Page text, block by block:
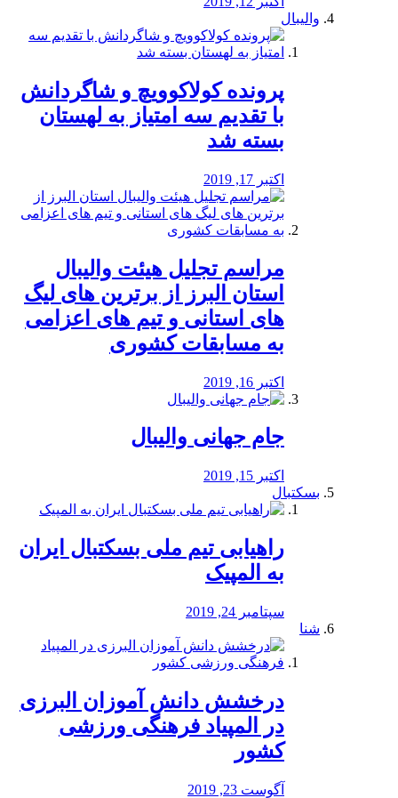
والیبال
پرونده کولاکوویچ و شاگردانش
با تقدیم سه امتیاز به لهستان
بسته شد
اکتبر 17, 2019
مراسم تجلیل هیئت والیبال
استان البرز از برترین های لیگ
های استانی و تیم های اعزامی
به مسابقات کشوری
اکتبر 16, 2019
جام جهانی والیبال
اکتبر 15, 2019
بسکتبال
راهیابی تیم ملی بسکتبال ایران
به المپیک
سپتامبر 24, 2019
شنا
درخشش دانش آموزان البرزی
در المپیاد فرهنگی ورزشی
کشور
آگوست 23, 2019